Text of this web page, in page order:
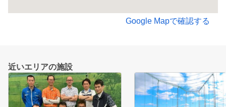
Google Mapで確認する
近いエリアの施設